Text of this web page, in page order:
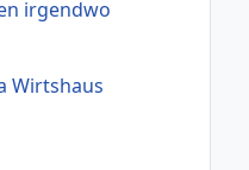
irgendwo
Wirtshaus